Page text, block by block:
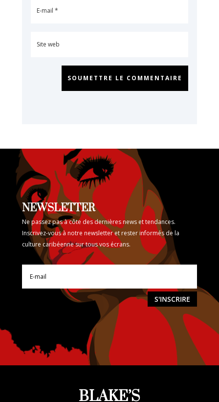
SOUMETTRE LE COMMENTAIRE
NEWSLETTER
Ne passez pas à côte des dernières news et tendances.
Inscrivez-vous à notre newsletter et rester informés de la
culture caribéenne sur tous vos écrans.
S'INSCRIRE
BLAKE’S